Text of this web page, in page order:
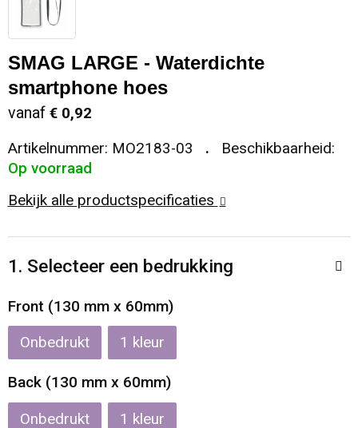
Sleutelhangers en Lanyards
Snoepgoed
Spellen voor binnen en buiten
Sport
Themapakketten
Veiligheid, Auto en Fiets
Waterflesjes
Koeltassen en Koelboxen
Koffers en Trolleys
Laptop hoezen en tassen
Matrozentassen
Opbergtassen
Opvouwbare tassen
Promotietassen
Rugzakken
Sweaters
T-Shirts
Vesten
Reflecterende vesten
Regenkleding
Restauranttextiel
Schoenen
Schorten en Sloven
Sweaters
Veiligheidssignalering en Verlichting
Vesten
SMAG LARGE - Waterdichte
smartphone hoes
vanaf € 0,92
Artikelnummer: MO2183-03
Beschikbaarheid:
Op voorraad
Bekijk alle productspecificaties
1. Selecteer een bedrukking
Front (130 mm x 60mm)
Onbedrukt 1
Back (130 mm x 60mm)
Onbedrukt 1